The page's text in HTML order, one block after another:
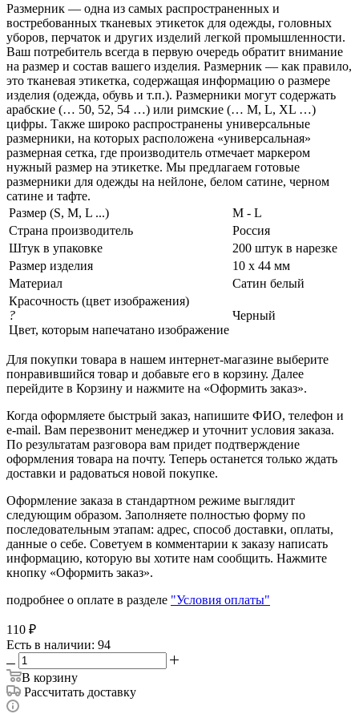
Размерник — одна из самых распространенных и
востребованных тканевых этикеток для одежды, головных
уборов, перчаток и других изделий легкой промышленности.
Ваш потребитель всегда в первую очередь обратит внимание
на размер и состав вашего изделия. Размерник — как правило,
это тканевая этикетка, содержащая информацию о размере
изделия (одежда, обувь и т.п.). Размерники могут содержать
арабские (… 50, 52, 54 …) или римские (… M, L, XL …)
цифры. Также широко распространены универсальные
размерники, на которых расположена «универсальная»
размерная сетка, где производитель отмечает маркером
нужный размер на этикетке. Мы предлагаем готовые
размерники для одежды на нейлоне, белом сатине, черном
сатине и тафте.
Размер (S, M, L ...)
M - L
Страна производитель
Россия
Штук в упаковке
200 штук в нарезке
Размер изделия
10 х 44 мм
Материал
Сатин белый
Красочность (цвет изображения)
?
Цвет, которым напечатано изображение
Черный
Для покупки товара в нашем интернет-магазине выберите
понравившийся товар и добавьте его в корзину. Далее
перейдите в Корзину и нажмите на «Оформить заказ».
Когда оформляете быстрый заказ, напишите ФИО, телефон и
e-mail. Вам перезвонит менеджер и уточнит условия заказа.
По результатам разговора вам придет подтверждение
оформления товара на почту. Теперь останется только ждать
доставки и радоваться новой покупке.
Оформление заказа в стандартном режиме выглядит
следующим образом. Заполняете полностью форму по
последовательным этапам: адрес, способ доставки, оплаты,
данные о себе. Советуем в комментарии к заказу написать
информацию, которую вы хотите нам сообщить. Нажмите
кнопку «Оформить заказ».
подробнее о оплате в разделе "Условия оплаты"
110 ₽
Есть в наличии: 94
В корзину
Рассчитать доставку